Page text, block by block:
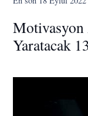
Motivasyon
Yaratacak